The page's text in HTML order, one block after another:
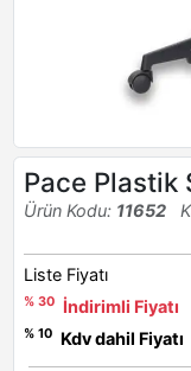
Pace Plastik
Ürün Kodu: 11652
Liste Fiyatı
% 30
İndirimli Fiyatı
% 10
Kdv dahil Fiyatı